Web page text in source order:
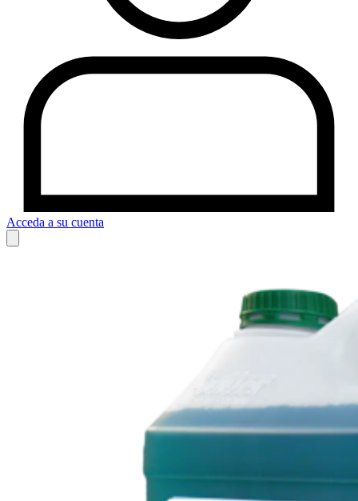
Acceda a su cuenta